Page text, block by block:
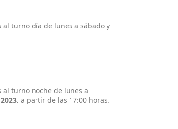
turno día de lunes a sábado y
al turno noche de lunes a
, a partir de las 17:00 horas.